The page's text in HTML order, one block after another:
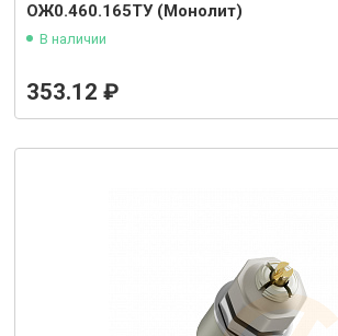
ОЖ0.460.165ТУ (Монолит)
В наличии
353.12 ₽